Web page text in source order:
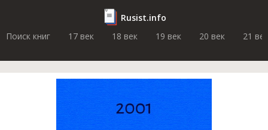
Rusist.info
Поиск книг
17 век 18 век 19 век 20 век 21 век